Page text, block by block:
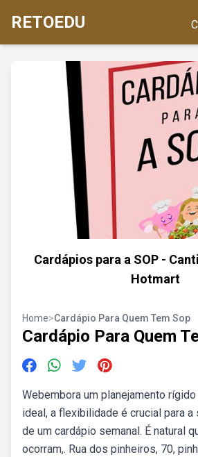
RETOEDU
Cardápios para a SOP -
Hotmart
Home>Cardápio Para Quem Tem Sop
Cardápio Para Quem
Webembora um planejamento
ideal, a flexibilidade é crucial para
de um cardápio semanal. É natural
ocorram,. Rua dos pinheiros, 70,